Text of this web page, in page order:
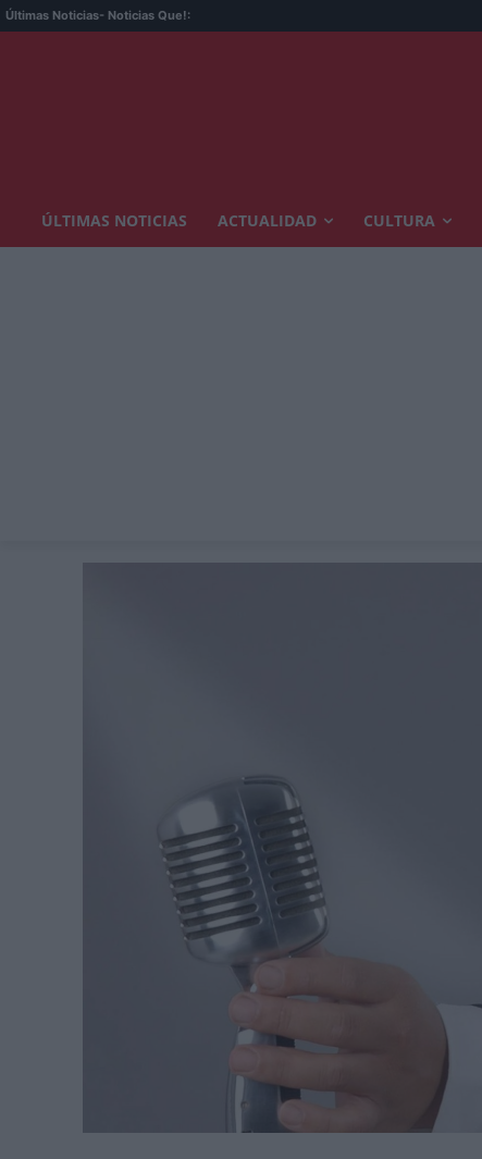
Últimas Noticias- Noticias Que!:
ÚLTIMAS NOTICIAS ACTUALIDAD CULTURA